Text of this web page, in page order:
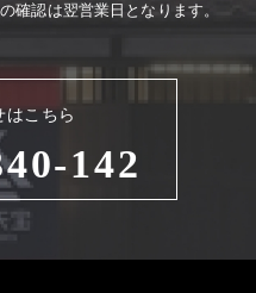
はこちら
142
確認は翌営業⽇となります。